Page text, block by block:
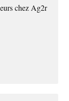
chez Ag2r